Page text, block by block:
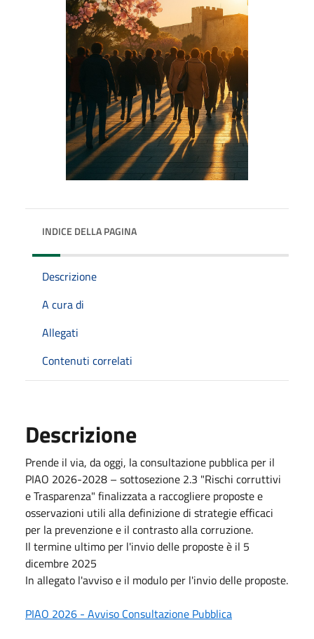
INDICE DELLA PAGINA
Descrizione
A cura di
Allegati
Contenuti correlati
Descrizione
Prende il via, da oggi, la consultazione pubblica per il
PIAO 2026-2028 – sottosezione 2.3 "Rischi corruttivi
e Trasparenza" finalizzata a raccogliere proposte e
osservazioni utili alla definizione di strategie efficaci
per la prevenzione e il contrasto alla corruzione.
Il termine ultimo per l'invio delle proposte è il 5
dicembre 2025
In allegato l'avviso e il modulo per l'invio delle proposte.
PIAO 2026 - Avviso Consultazione Pubblica